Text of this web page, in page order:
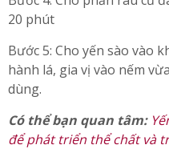
20 phút
Bước 5: Cho yến sào vào
hành lá, gia vị vào nếm
dùng.
Có thể bạn quan tâm:
để phát triển thể chất và